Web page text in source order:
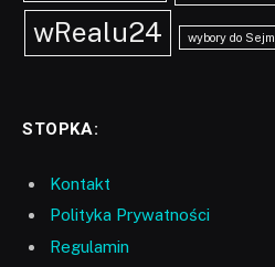
wRealu24 wybory do
STOPKA:
Kontakt
Polityka Prywatności
Regulamin